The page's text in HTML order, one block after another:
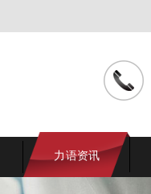
力语资讯